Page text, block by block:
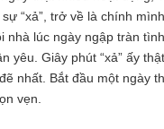
“xả”, trở về là chính
nhà lúc ngày ngập tràn
yêu. Giây phút “xả” ấy
nhất. Bắt đầu một ngày
vẹn.